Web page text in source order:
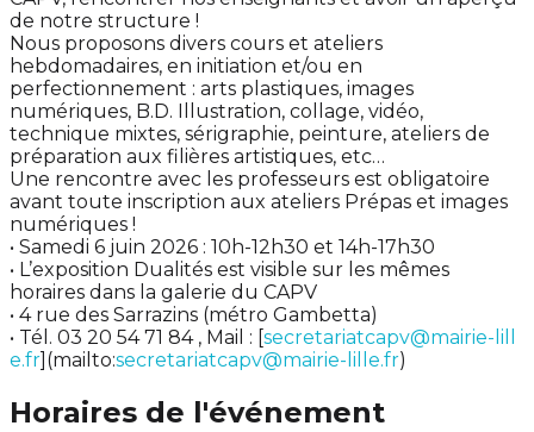
de notre structure !
Nous proposons divers cours et ateliers
hebdomadaires, en initiation et/ou en
perfectionnement : arts plastiques, images
numériques, B.D. Illustration, collage, vidéo,
technique mixtes, sérigraphie, peinture, ateliers de
préparation aux filières artistiques, etc…
Une rencontre avec les professeurs est obligatoire
avant toute inscription aux ateliers Prépas et images
numériques !
• Samedi 6 juin 2026 : 10h-12h30 et 14h-17h30
• L’exposition Dualités est visible sur les mêmes
horaires dans la galerie du CAPV
• 4 rue des Sarrazins (métro Gambetta)
• Tél. 03 20 54 71 84 , Mail : [secretariatcapv@mairie-lill
e.fr](mailto:secretariatcapv@mairie-lille.fr)
Horaires de l'événement